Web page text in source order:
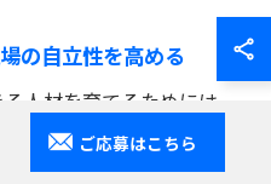
の自立性を高める
人材を育てるためには、
な評価基準が不可欠で
「何を達成すればよい
ご応募はこちら